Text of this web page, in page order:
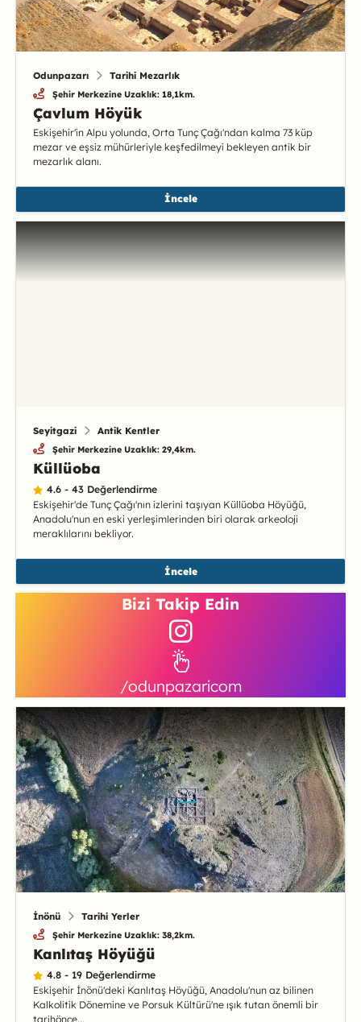
Odunpazarı Tarihi Mezarlık
Şehir Merkezine Uzaklık: 18,1km.
Çavlum Höyük
Eskişehir'in Alpu yolunda, Orta Tunç Çağı'ndan kalma 73 küp
mezar ve eşsiz mühürleriyle keşfedilmeyi bekleyen antik bir
mezarlık alanı.
İncele
Seyitgazi Antik Kentler
Şehir Merkezine Uzaklık: 29,4km.
Küllüoba
4.6 - 43 Değerlendirme
Eskişehir'de Tunç Çağı'nın izlerini taşıyan Küllüoba Höyüğü,
Anadolu'nun en eski yerleşimlerinden biri olarak arkeoloji
meraklılarını bekliyor.
İncele
Bizi Takip Edin
/odunpazaricom
İnönü Tarihi Yerler
Şehir Merkezine Uzaklık: 38,2km.
Kanlıtaş Höyüğü
4.8 - 19 Değerlendirme
Eskişehir İnönü'deki Kanlıtaş Höyüğü, Anadolu'nun az bilinen
Kalkolitik Dönemine ve Porsuk Kültürü'ne ışık tutan önemli bir
tarihönce...